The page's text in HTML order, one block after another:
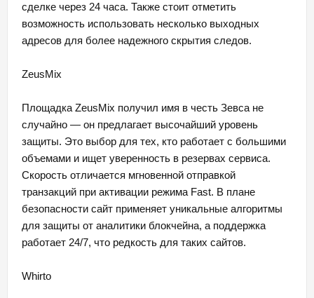
сделке через 24 часа. Также стоит отметить
возможность использовать несколько выходных
адресов для более надежного скрытия следов.
ZeusMix
Площадка ZeusMix получил имя в честь Зевса не
случайно — он предлагает высочайший уровень
защиты. Это выбор для тех, кто работает с большими
объемами и ищет уверенность в резервах сервиса.
Скорость отличается мгновенной отправкой
транзакций при активации режима Fast. В плане
безопасности сайт применяет уникальные алгоритмы
для защиты от аналитики блокчейна, а поддержка
работает 24/7, что редкость для таких сайтов.
Whirto